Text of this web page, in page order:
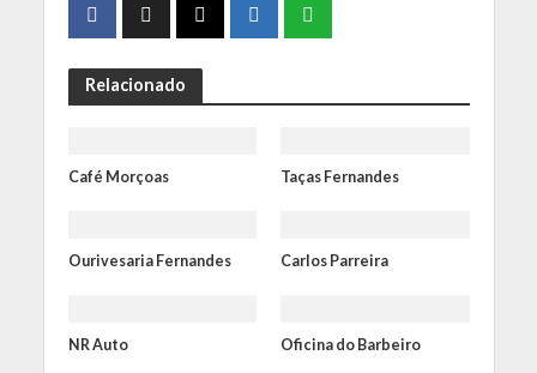
Relacionado
Café Morçoas Taças Fernandes
Ourivesaria Fernandes Carlos Parreira
NR Auto Oficina do Barbeiro